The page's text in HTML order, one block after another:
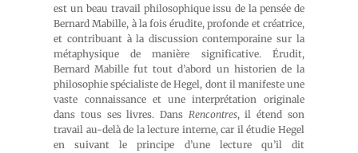
est un beau travail philosophique issu de la pensée de
Bernard Mabille, à la fois érudite, profonde et créatrice,
et contribuant à la discussion contemporaine sur la
métaphysique de manière significative. Érudit,
Bernard Mabille fut tout d’abord un historien de la
philosophie spécialiste de Hegel, dont il manifeste une
vaste connaissance et une interprétation originale
dans tous ses livres. Dans Rencontres, il étend son
travail au-delà de la lecture interne, car il étudie Hegel
en suivant le principe d’une lecture qu’il dit